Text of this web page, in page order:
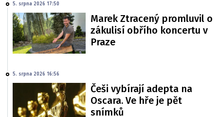
5. srpna 2026 17:50
Marek Ztracený promluvil o
zákulisí obřího koncertu v
Praze
5. srpna 2026 16:56
Češi vybírají adepta na
Oscara. Ve hře je pět
snímků